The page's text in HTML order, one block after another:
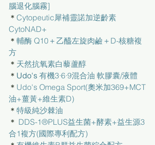
腦退化腦霧]
＊ Cytopeutic犀補靈諾加逆齡素
CytoNAD+
＊ 輔酶 Q10＋乙醯左旋肉鹼＋D-核糖複
方
＊ 天然抗氧素白藜蘆醇
＊ Udo's 有機3·6·9混合油 軟膠囊/液體
＊ Udo's Omega Sport(奧米加369+MCT
油+薑黃+維生素D)
＊ 特級純沙棘油
＊ DDS-1®PLUS益生菌+酵素+益生源3
合1複方(國際專利配方)